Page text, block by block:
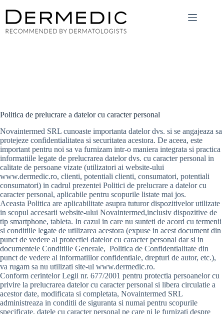
conținut
Politica de prelucrare a datelor cu caracter personal
Novaintermed SRL cunoaste importanta datelor dvs. si se angajeaza sa
protejeze confidentialitatea si securitatea acestora. De aceea, este
important pentru noi sa va furnizam intr-o maniera integrata si practica
informatiile legate de prelucrarea datelor dvs. cu caracter personal in
calitate de persoane vizate (utilizatori ai website-ului
www.dermedic.ro, clienti, potentiali clienti, consumatori, potentiali
consumatori) in cadrul prezentei Politici de prelucrare a datelor cu
caracter personal, aplicabile pentru scopurile listate mai jos.
Aceasta Politica are aplicabilitate asupra tuturor dispozitivelor utilizate
in scopul accesarii website-ului Novaintermed,inclusiv dispozitive de
tip smartphone, tableta. In cazul in care nu sunteti de acord cu termenii
si conditiile legate de utilizarea acestora (expuse in acest document din
punct de vedere al protectiei datelor cu caracter personal dar si in
documentele Conditiile Generale, Politica de Confidentialitate din
punct de vedere al informatiilor confidentiale, drepturi de autor, etc.),
va rugam sa nu utilizati site-ul www.dermedic.ro.
Conform cerintelor Legii nr. 677/2001 pentru protectia persoanelor cu
privire la prelucrarea datelor cu caracter personal si libera circulatie a
acestor date, modificata si completata, Novaintermed SRL
administreaza in conditii de siguranta si numai pentru scopurile
specificate, datele cu caracter personal pe care ni le furnizati despre